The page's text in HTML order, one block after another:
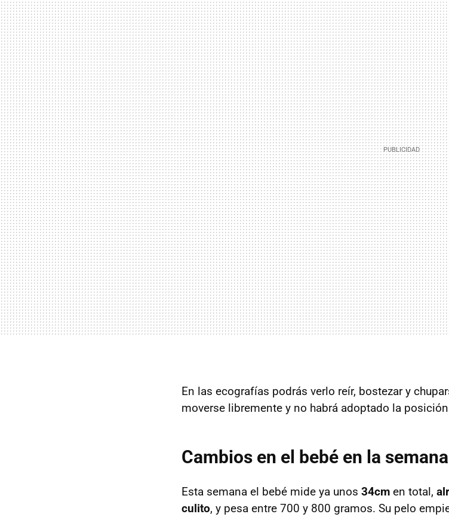
En las ecografías podrás verlo reír, bostezar y
moverse libremente y no habrá adoptado la
Cambios en el bebé en la
Esta semana el bebé mide ya unos 34cm en total,
culito, y pesa entre 700 y 800 gramos. Su pelo